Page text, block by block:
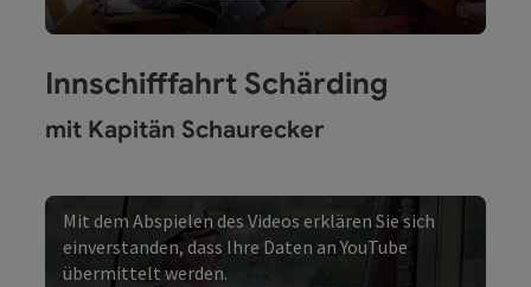
©
Innschifffahrt Schärding
mit Kapitän Schaurecker
Mit dem Abspielen des Videos erklären Sie sich
einverstanden, dass Ihre Daten an YouTube
übermittelt werden.